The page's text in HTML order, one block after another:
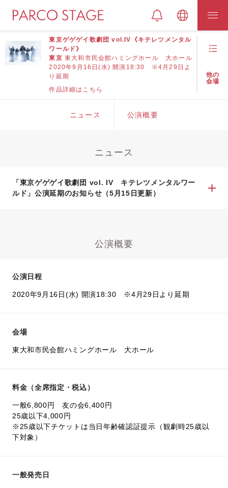
東京ゲゲゲイ歌劇団 vol.IV《キテレツメンタル
ワールド》
東京 東大和市民会館ハミングホール 大ホール
2020年9月16日(水) 開演18:30 ※4月29日よ
り延期
作品詳細はこちら
他の
会場
ニュース 公演概要
ニュース
「東京ゲゲゲイ歌劇団 vol. IV キテレツメンタルワー
ルド」公演延期のお知らせ（5月15日更新）
公演概要
公演日程
2020年9月16日(水) 開演18:30 ※4月29日より延期
会場
東大和市民会館ハミングホール 大ホール
料金（全席指定・税込）
一般6,800円 友の会6,400円
25歳以下4,000円
※25歳以下チケットは当日年齢確認証提示（観劇時25歳以
下対象）
一般発売日